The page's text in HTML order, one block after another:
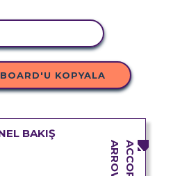
KOPYALA
BAKIŞ